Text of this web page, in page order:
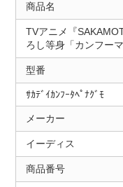
商品名
TVアニメ『
ろし等身「カンフー
型番
ｻｶﾃﾞｲｶﾝﾌｰﾀﾍﾟﾅｸﾞﾓ
メーカー
イーディス
商品番号